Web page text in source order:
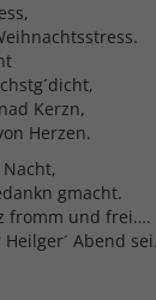
Kerzn,
Herzen.
gmacht.
fromm und frei….
Abend